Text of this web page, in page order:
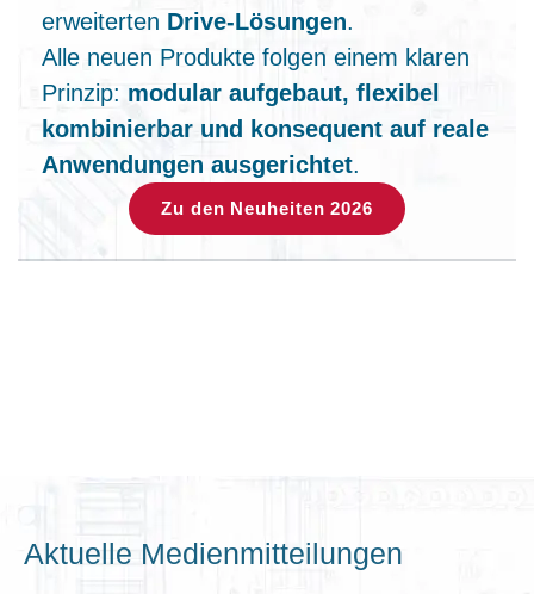
erweiterten Drive‑Lösungen.
Alle neuen Produkte folgen einem klaren
Prinzip: modular aufgebaut, flexibel
kombinierbar und konsequent auf reale
Anwendungen ausgerichtet.
Zu den Neuheiten 2026
Aktuelle Medienmitteilungen